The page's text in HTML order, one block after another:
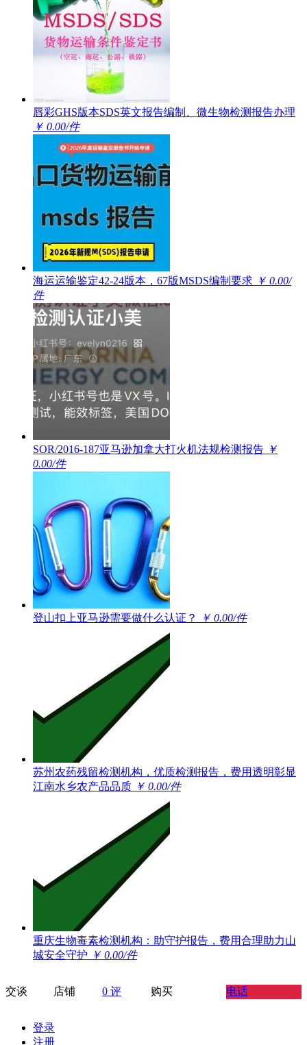
唇彩GHS版本SDS英文报告编制、微生物检测报告办理
￥ 0.00/件
海运运输鉴定42-24版本，67版MSDS编制要求 ￥ 0.00/
件
SOR/2016-187亚马逊加拿大打火机法规检测报告 ￥
0.00/件
登山扣上亚马逊需要做什么认证？ ￥ 0.00/件
苏州农药残留检测机构，优质检测报告，费用透明彰显
江南水乡农产品品质 ￥ 0.00/件
重庆生物毒素检测机构：助守护报告，费用合理助力山
城安全守护 ￥ 0.00/件
交谈 店铺 0 评 购买 电话
登录
注册